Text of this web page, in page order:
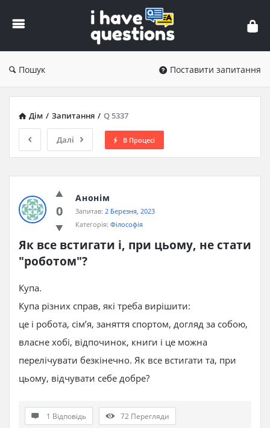
iHaveQuestions
Пошук Поставити запитання
Дім / Запитання / Q 5337
Далі В Процесі
0
Анонім
Запитав: 2 Березня, 2023
Категорія: Філософія
Як все встигати і, при цьому, не стати
"роботом"?
Купа.
Купа різних справ, які треба вирішити:
це і робота, сім’я, заняття спортом, догляд за собою,
власне хобі, відпочинок, книги і це можна
перелічувати безкінечно. Як все встигати та, при
цьому, відчувати себе добре?
1 Відповідь 72 Перегляди